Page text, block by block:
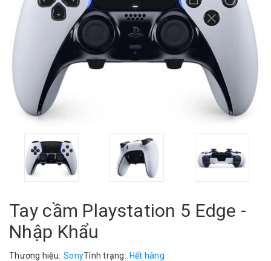
Tay cầm Playstation 5 Edge -
Nhập Khẩu
Thương hiệu: SonyTình trạng: Hết hàng